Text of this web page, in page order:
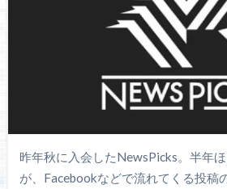
昨年秋に入会したNewsPicks。半年
が、Facebookなどで流れてくる投稿